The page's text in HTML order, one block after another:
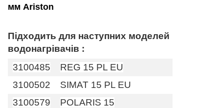
мм Ariston
Підходить для наступних моделей
водонагрівачів :
3100485
REG 15 PL EU
3100502
SIMAT 15 PL EU
3100579
POLARIS 15